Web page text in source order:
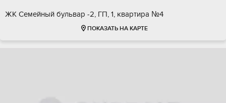
ЖК Семейный бульвар -2, ГП, 1, квартира №4
ПОКАЗАТЬ НА КАРТЕ